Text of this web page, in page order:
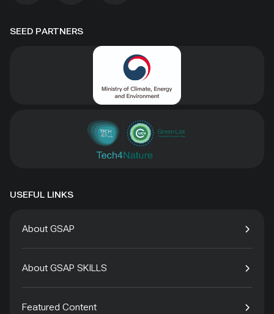
SEED PARTNERS
USEFUL LINKS
About GSAP
About GSAP SKILLS
Featured Content